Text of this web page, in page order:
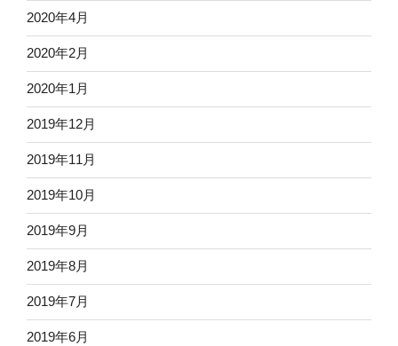
2020年4月
2020年2月
2020年1月
2019年12月
2019年11月
2019年10月
2019年9月
2019年8月
2019年7月
2019年6月